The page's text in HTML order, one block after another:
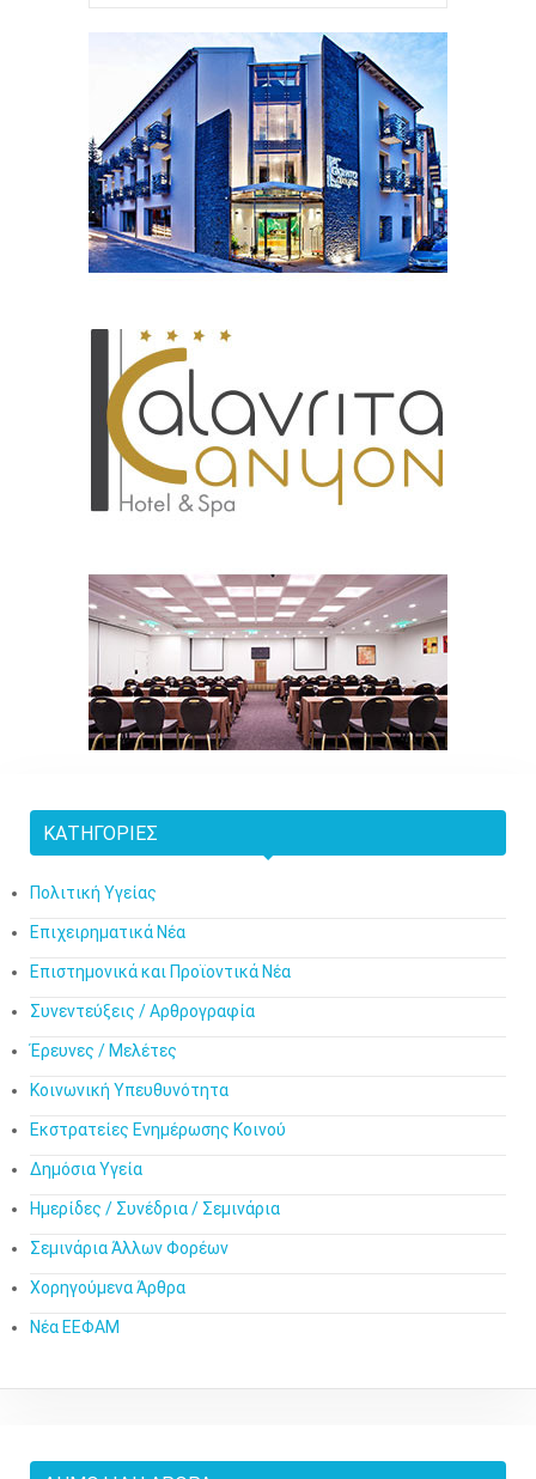
ΚΑΤΗΓΟΡΊΕΣ
Πολιτική Υγείας
Επιχειρηματικά Νέα
Επιστημονικά και Προϊοντικά Νέα
Συνεντεύξεις / Αρθρογραφία
Έρευνες / Μελέτες
Κοινωνική Υπευθυνότητα
Εκστρατείες Ενημέρωσης Κοινού
Δημόσια Υγεία
Ημερίδες / Συνέδρια / Σεμινάρια
Σεμινάρια Άλλων Φορέων
Χορηγούμενα Άρθρα
Νέα ΕΕΦΑΜ